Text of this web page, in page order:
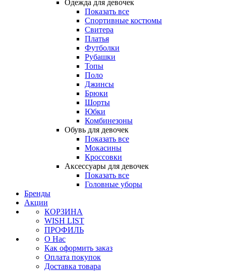
Одежда для девочек
Показать все
Спортивные костюмы
Свитера
Платья
Футболки
Рубашки
Топы
Поло
Джинсы
Брюки
Шорты
Юбки
Комбинезоны
Обувь для девочек
Показать все
Мокасины
Кроссовки
Аксессуары для девочек
Показать все
Головные уборы
Бренды
Акции
КОРЗИНА
WISH LIST
ПРОФИЛЬ
О Нас
Как оформить заказ
Оплата покупок
Доставка товара